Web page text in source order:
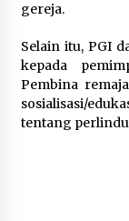
gereja.
Selain itu, PGI
kepada
Pembina
sosialisasi/
tentang